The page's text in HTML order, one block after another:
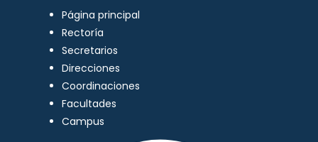
Página principal
Rectoría
Secretarios
Direcciones
Coordinaciones
Facultades
Campus